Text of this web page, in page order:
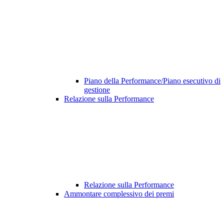
Piano della Performance/Piano esecutivo di
gestione
Relazione sulla Performance
Relazione sulla Performance
Ammontare complessivo dei premi